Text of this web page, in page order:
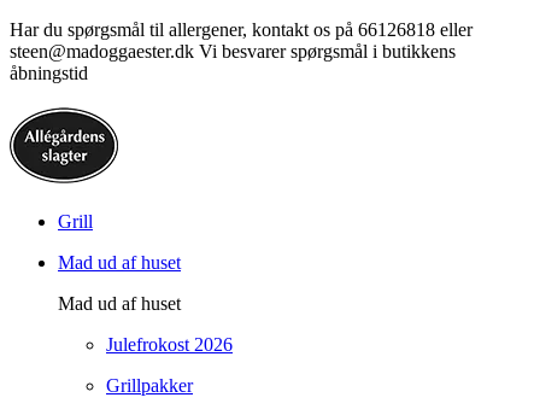
Har du spørgsmål til allergener, kontakt os på 66126818 eller
steen@madoggaester.dk Vi besvarer spørgsmål i butikkens
åbningstid
Grill
Mad ud af huset
Mad ud af huset
Julefrokost 2026
Grillpakker